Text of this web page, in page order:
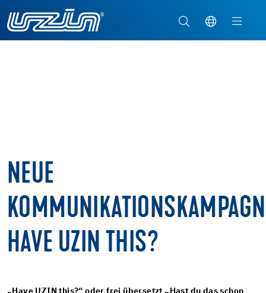
NEUE
HAVE UZIN THIS?
„Have UZIN this?“ oder frei übersetzt „Hast du das schon